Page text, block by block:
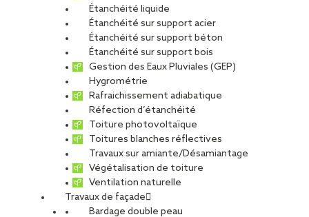
Étanchéité liquide
Étanchéité sur support acier
Étanchéité sur support béton
Étanchéité sur support bois
Gestion des Eaux Pluviales (GEP)
Hygrométrie
Rafraichissement adiabatique
Réfection d’étanchéité
Toiture photovoltaïque
Toitures blanches réflectives
Travaux sur amiante/Désamiantage
Végétalisation de toiture
Ventilation naturelle
Travaux de façade
Bardage double peau
PARTAGER
29 novembre 2023